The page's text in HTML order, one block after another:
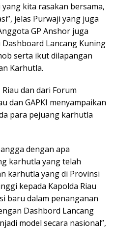
kita rasakan bersama,
jelas Purwaji yang juga
GP Anshor juga
Lancang Kuning
serta ikut dilapangan
Karhutla.
dan dari Forum
dan GAPKI menyampaikan
para pejuang karhutla
dengan apa
karhutla yang telah
karhutla yang di Provinsi
kepada Kapolda Riau
baru dalam penanganan
Dashbord Lancang
model secara nasional”,